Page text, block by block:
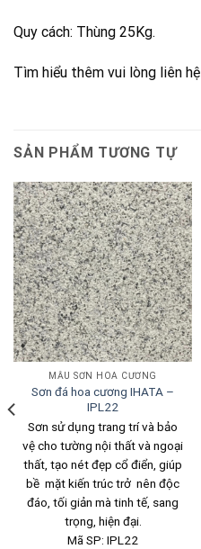
Quy cách: Thùng 25Kg.
Tìm hiểu thêm vui lòng liên hệ
SẢN PHẨM TƯƠNG TỰ
MẪU SƠN HOA CƯƠNG
Sơn đá hoa cương IHATA –
IPL22
Sơn sử dụng trang trí và bảo
vệ cho tường nội thất và ngoại
thất, tạo nét đẹp cổ điển, giúp
bề mặt kiến trúc trở nên độc
đáo, tối giản mà tinh tế, sang
trọng, hiện đại.
Mã SP: IPL22